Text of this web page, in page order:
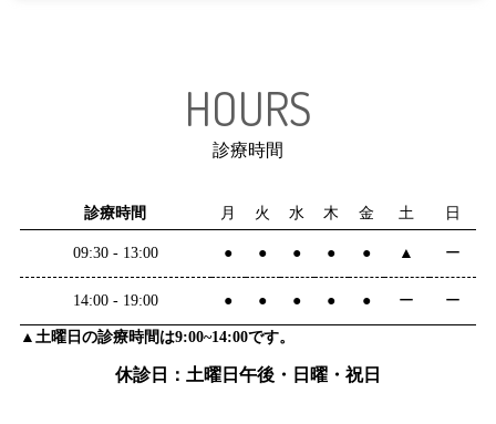
HOURS
診療時間
診療時間 月 火 水 木 金 土 日
09:30 - 13:00 ● ● ● ● ● ▲ ー
14:00 - 19:00 ● ● ● ● ● ー ー
▲土曜日の診療時間は9:00~14:00です。
休診日：土曜日午後・日曜・祝日